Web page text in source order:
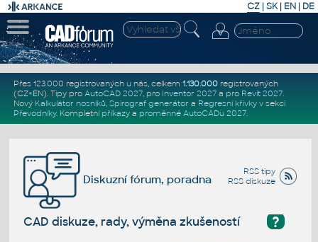
CZ | SK| EN | DE
Přes 123.000 registrovaných u nás, celkem 1.130.000registrovaných
(CZ+EN). Tipy pro AutoCAD 2027, pro Inventor 2027a pro Revit 2027.
Nový Kalkulátor nosníků, Spirograf generátor a Regresní křivkyv sekci
Převodníky. Kompletní příkazya proměnné AutoCADu 2027.
RSS tipy
RSS diskuze
Diskuzní fórum, poradna
?
CAD diskuze, rady, výměna zkušeností